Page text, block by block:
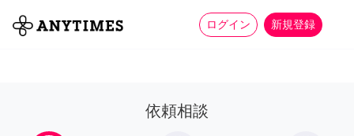
ログイン 新規登録
全て 家事 more_horiz
依頼相談